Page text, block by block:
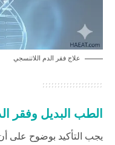
علاج فقر الدم اللاتنسجي
الطب البديل وفقر
يجب التأكيد بوضوح على